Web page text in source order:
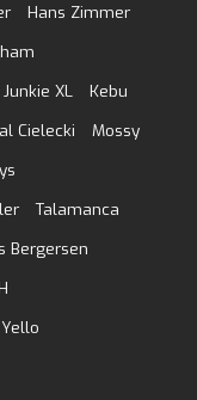
Hans Zimmer
Junkie XL
Kebu
Cielecki
Mossy
Talamanca
Bergersen
Yello